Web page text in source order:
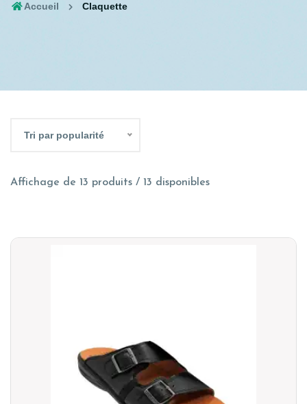
Accueil Claquette
Tri par popularité
Affichage de 13 produits / 13 disponibles